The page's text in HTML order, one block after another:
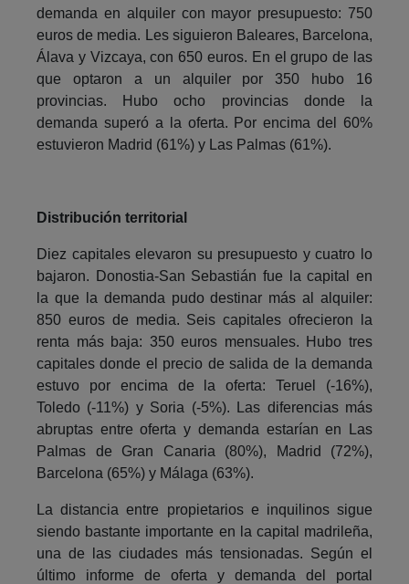
demanda en alquiler con mayor presupuesto: 750
euros de media. Les siguieron Baleares, Barcelona,
Álava y Vizcaya, con 650 euros. En el grupo de las
que optaron a un alquiler por 350 hubo 16
provincias. Hubo ocho provincias donde la
demanda superó a la oferta. Por encima del 60%
estuvieron Madrid (61%) y Las Palmas (61%).
Distribución territorial
Diez capitales elevaron su presupuesto y cuatro lo
bajaron. Donostia-San Sebastián fue la capital en
la que la demanda pudo destinar más al alquiler:
850 euros de media. Seis capitales ofrecieron la
renta más baja: 350 euros mensuales. Hubo tres
capitales donde el precio de salida de la demanda
estuvo por encima de la oferta: Teruel (-16%),
Toledo (-11%) y Soria (-5%). Las diferencias más
abruptas entre oferta y demanda estarían en Las
Palmas de Gran Canaria (80%), Madrid (72%),
Barcelona (65%) y Málaga (63%).
La distancia entre propietarios e inquilinos sigue
siendo bastante importante en la capital madrileña,
una de las ciudades más tensionadas. Según el
último informe de oferta y demanda del portal